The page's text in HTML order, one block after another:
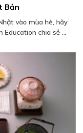
Bản
vào mùa hè, hãy
chia sẻ ...